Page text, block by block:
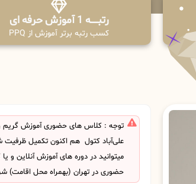
رتبــــــه 1 آموزش حرفه ای
کسب رتبه برتر آموزش از PPQ
توجه : کلاس های حضوری آموزش گریم
علی‌آباد کتول هم اکنون تکمیل
میتوانید در دوره های آموزش آنلاین و
حضوری در تهران (بهمراه محل اقامت)